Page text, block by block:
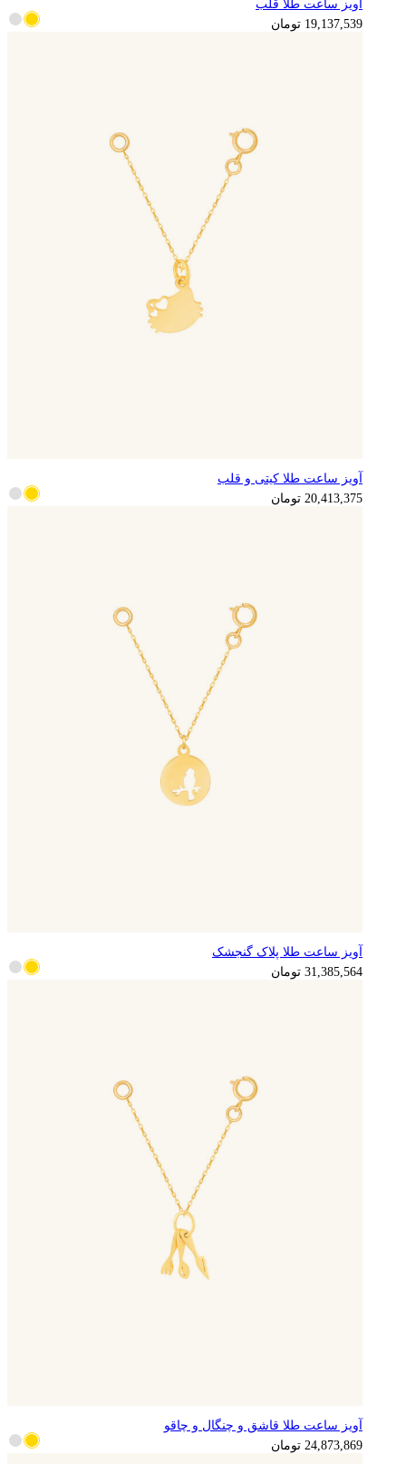
4,784,385 تومانآویز ساعت طلا قلب
19,137,539 تومان
5,103,344 تومان
آویز ساعت طلا کیتی و قلب
20,413,375 تومان
7,846,391 تومان
آویز ساعت طلا پلاک گنجشک
31,385,564 تومان
6,218,467 تومان
آویز ساعت طلا قاشق و چنگال و چاقو
24,873,869 تومان